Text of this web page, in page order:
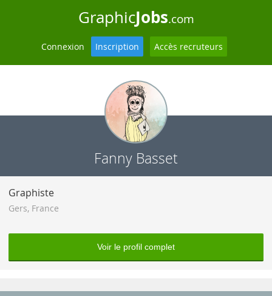
GraphicJobs.com
Connexion Inscription Accès recruteurs
Fanny Basset
Graphiste
Gers, France
Voir le profil complet